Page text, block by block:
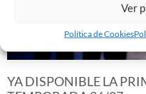
Ver
Política de Cookies
YA DISPONIBLE LA